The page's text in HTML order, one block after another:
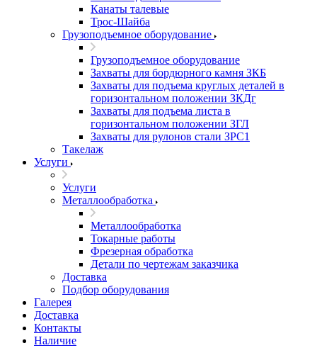
Канаты талевые
Трос-Шайба
Грузоподъемное оборудование
Грузоподъемное оборудование
Захваты для бордюрного камня ЗКБ
Захваты для подъема круглых деталей в
горизонтальном положении ЗКДг
Захваты для подъема листа в
горизонтальном положении ЗГЛ
Захваты для рулонов стали ЗРС1
Такелаж
Услуги
Услуги
Металлообработка
Металлообработка
Токарные работы
Фрезерная обработка
Детали по чертежам заказчика
Доставка
Подбор оборудования
Галерея
Доставка
Контакты
Наличие